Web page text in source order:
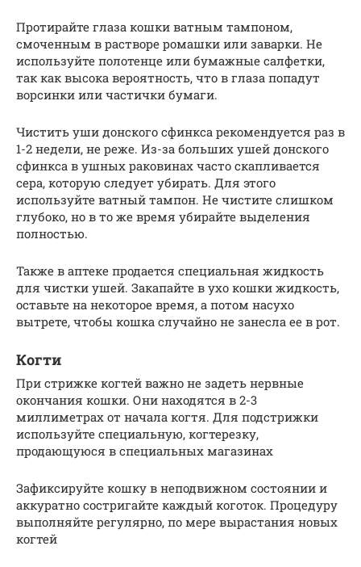
Протирайте глаза кошки ватным тампоном,
смоченным в растворе ромашки или заварки. Не
используйте полотенце или бумажные салфетки,
так как высока вероятность, что в глаза попадут
ворсинки или частички бумаги.
Чистить уши донского сфинкса рекомендуется раз в
1-2 недели, не реже. Из-за больших ушей донского
сфинкса в ушных раковинах часто скапливается
сера, которую следует убирать. Для этого
используйте ватный тампон. Не чистите слишком
глубоко, но в то же время убирайте выделения
полностью.
Также в аптеке продается специальная жидкость
для чистки ушей. Закапайте в ухо кошки жидкость,
оставьте на некоторое время, а потом насухо
вытрете, чтобы кошка случайно не занесла ее в рот.
Когти
При стрижке когтей важно не задеть нервные
окончания кошки. Они находятся в 2-3
миллиметрах от начала когтя. Для подстрижки
используйте специальную, когтерезку,
продающуюся в специальных магазинах
Зафиксируйте кошку в неподвижном состоянии и
аккуратно состригайте каждый коготок. Процедуру
выполняйте регулярно, по мере вырастания новых
когтей